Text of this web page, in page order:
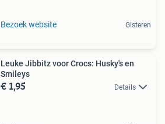
Bezoek website Gisteren
Leuke Jibbitz voor Crocs: Husky's en
Smileys
€ 1,95 Details